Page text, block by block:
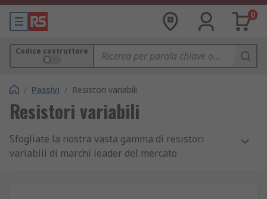
0
Codice costruttore
/ Passivi / Resistori variabili
Resistori variabili
Sfogliate la nostra vasta gamma di resistori
variabili di marchi leader del mercato